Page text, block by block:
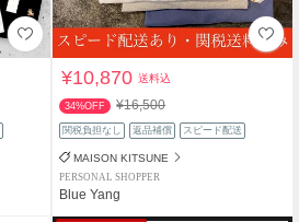
¥10,870送料込
34%OFF ¥16,500
関税負担なし 返品補償 スピード配送
MAISON KITSUNE
PERSONAL SHOPPER
Blue Yang